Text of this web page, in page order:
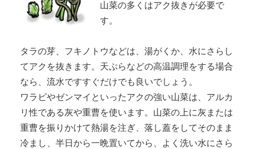
山菜の多くはアク抜きが必要で
す。
タラの芽、フキノトウなどは、湯がくか、水にさらし
てアクを抜きます。天ぷらなどの高温調理をする場合
なら、流水ですすぐだけでも良いでしょう。
ワラビやゼンマイといったアクの強い山菜は、アルカ
リ性である灰や重曹を使います。山菜の上に灰または
重曹を振りかけて熱湯を注ぎ、落し蓋をしてそのまま
冷まし、半日から一晩置いてから、よく洗い水にさら